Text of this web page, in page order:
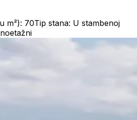
m²): 70Tip stana: U stambenoj